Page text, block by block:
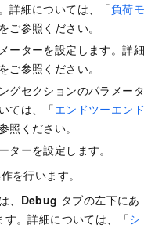
詳細については、「負荷モ
ご参照ください。
ーターを設定します。詳細
ご参照ください。
グセクションのパラメータ
ては、「エンドツーエンド
照ください。
ターを設定します。
を行います。
Debug タブの左下にあ
。詳細については、「シ